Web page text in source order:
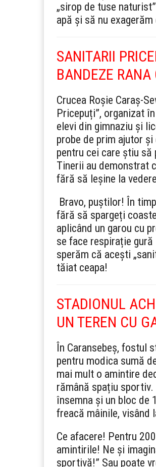
„sirop de tuse
apă și să nu
SANITARII
BANDEZE RANA
Crucea Roșie Caraș-
Pricepuți”, organizat
elevi din gimnaziu și
probe de prim ajutor
pentru cei care știu să
Tinerii au demonstrat
fără să leșine la
Bravo, puștilor! În
fără să spargeți
aplicând un garou cu
se face respirație
sperăm că acești
tăiat ceapa!
STADIONUL
UN TEREN CU
În Caransebeș, fostul
pentru modica sumă
mai mult o amintire
rămână spațiu
însemna și un bloc de
freacă mâinile, visând
Ce afacere! Pentru
amintirile! Ne și
sportivă!” Sau poate